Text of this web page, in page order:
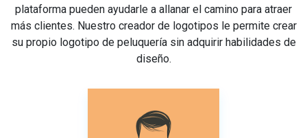
plataforma pueden ayudarle a allanar el camino para atraer
más clientes. Nuestro creador de logotipos le permite crear
su propio logotipo de peluquería sin adquirir habilidades de
diseño.